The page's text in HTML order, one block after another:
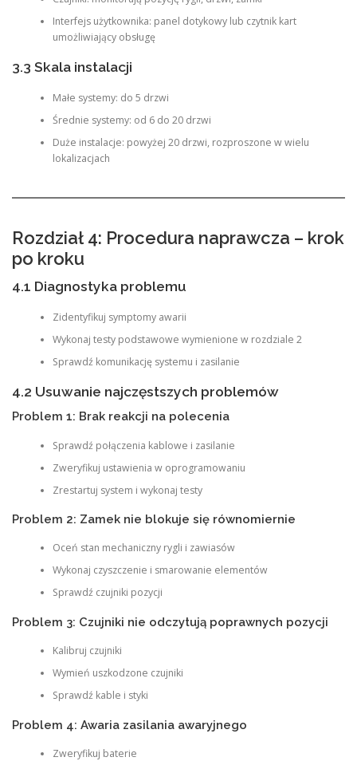
Interfejs użytkownika: panel dotykowy lub czytnik kart
umożliwiający obsługę
3.3 Skala instalacji
Małe systemy: do 5 drzwi
Średnie systemy: od 6 do 20 drzwi
Duże instalacje: powyżej 20 drzwi, rozproszone w wielu
lokalizacjach
Rozdział 4: Procedura naprawcza – krok
po kroku
4.1 Diagnostyka problemu
Zidentyfikuj symptomy awarii
Wykonaj testy podstawowe wymienione w rozdziale 2
Sprawdź komunikację systemu i zasilanie
4.2 Usuwanie najczęstszych problemów
Problem 1: Brak reakcji na polecenia
Sprawdź połączenia kablowe i zasilanie
Zweryfikuj ustawienia w oprogramowaniu
Zrestartuj system i wykonaj testy
Problem 2: Zamek nie blokuje się równomiernie
Oceń stan mechaniczny rygli i zawiasów
Wykonaj czyszczenie i smarowanie elementów
Sprawdź czujniki pozycji
Problem 3: Czujniki nie odczytują poprawnych pozycji
Kalibruj czujniki
Wymień uszkodzone czujniki
Sprawdź kable i styki
Problem 4: Awaria zasilania awaryjnego
Zweryfikuj baterie